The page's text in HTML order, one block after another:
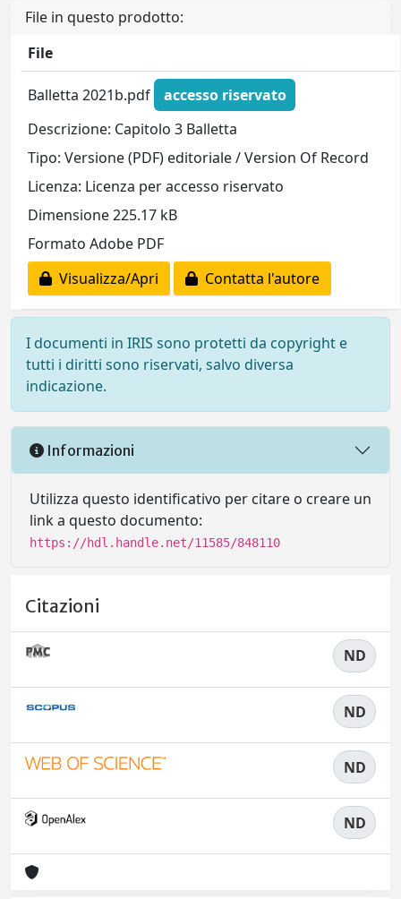
File in questo prodotto:
File
Balletta 2021b.pdf
accesso riservato
Descrizione: Capitolo 3 Balletta
Tipo: Versione (PDF) editoriale / Version Of Record
Licenza: Licenza per accesso riservato
Dimensione 225.17 kB
Formato Adobe PDF
Visualizza/Apri
Contatta l'autore
I documenti in IRIS sono protetti da copyright e
tutti i diritti sono riservati, salvo diversa
indicazione.
Informazioni
Utilizza questo identificativo per citare o creare un
link a questo documento:
https://hdl.handle.net/11585/848110
Citazioni
ND
ND
ND
ND